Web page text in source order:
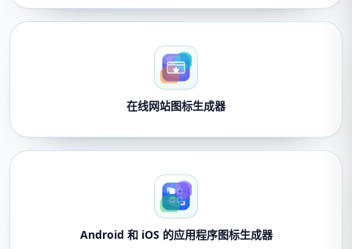
在线网站图标生成器
Android 和 iOS 的应用程序图标生成器